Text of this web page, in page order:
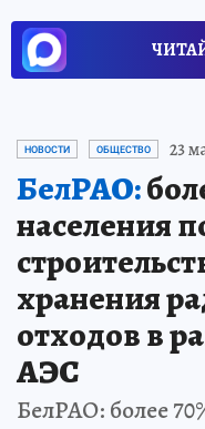
НОВОСТИ ОБЩЕСТВО 23
БелРАО:
населения
хранения
отходов в
АЭС
БелРАО: более